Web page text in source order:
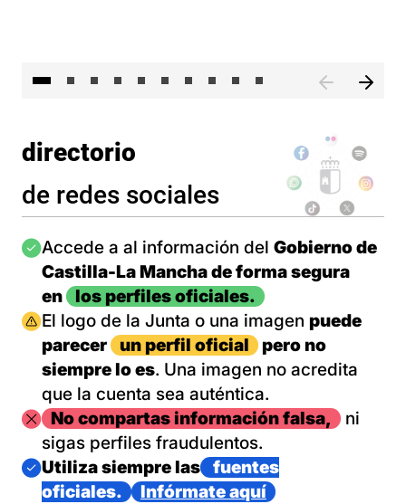
directorio
de redes sociales
Imagen
Accede a al información del Gobierno de
Castilla-La Mancha de forma segura
en
los perfiles oficiales.
Imagen
El logo de la Junta o una imagen puede
parecer
un perfil oficial
pero no
siempre lo es. Una imagen no acredita
que la cuenta sea auténtica.
ImagenNo compartas información falsa,
ni
sigas perfiles fraudulentos.
Imagen
Utiliza siempre las
fuentes
oficiales.
Infórmate aquí